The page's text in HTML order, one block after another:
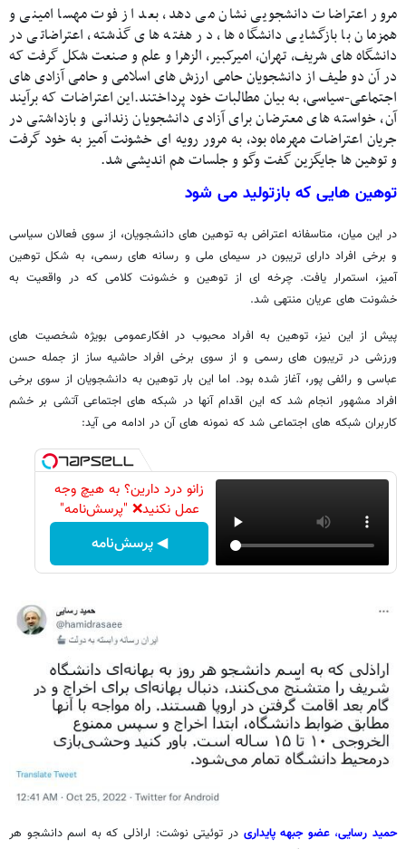
مرور اعتراضات دانشجویی نشان می دهد، بعد از فوت مهسا امینی و
همزمان با بازگشایی دانشگاه ها، در هفته های گذشته، اعتراضاتی در
دانشگاه های شریف، تهران، امیرکبیر، الزهرا و علم و صنعت شکل گرفت که
در آن دو طیف از دانشجویان حامی ارزش های اسلامی و حامی آزادی های
اجتماعی-سیاسی، به بیان مطالبات خود پرداختند.این اعتراضات که برآیند
آن، خواسته های معترضان برای آزادی دانشجویان زندانی و بازداشتی در
جریان اعتراضات مهرماه بود، به مرور رویه ای خشونت آمیز به خود گرفت
و توهین ها جایگزین گفت وگو و جلسات هم اندیشی شد.
توهین هایی که بازتولید می شود
در این میان، متاسفانه اعتراض به توهین های دانشجویان، از سوی فعالان سیاسی
و برخی افراد دارای تریبون در سیمای ملی و رسانه های رسمی، به شکل توهین
آمیز، استمرار یافت. چرخه ای از توهین و خشونت کلامی که در واقعیت به
خشونت های عریان منتهی شد.
پیش از این نیز، توهین به افراد محبوب در افکارعمومی بویژه شخصیت های
ورزشی در تریبون های رسمی و از سوی برخی افراد حاشیه ساز از جمله حسن
عباسی و رائفی پور، آغاز شده بود. اما این بار توهین به دانشجویان از سوی برخی
افراد مشهور انجام شد که این اقدام آنها در شبکه های اجتماعی آتشی بر خشم
کاربران شبکه های اجتماعی شد که نمونه های آن در ادامه می آید:
زانو درد دارین؟ به هیچ وجه
عمل نکنید❌ "پرسش‌نامه"
◀ پرسش‌نامه
حمید رسایی، عضو جبهه پایداری در توئیتی نوشت: اراذلی که به اسم دانشجو هر